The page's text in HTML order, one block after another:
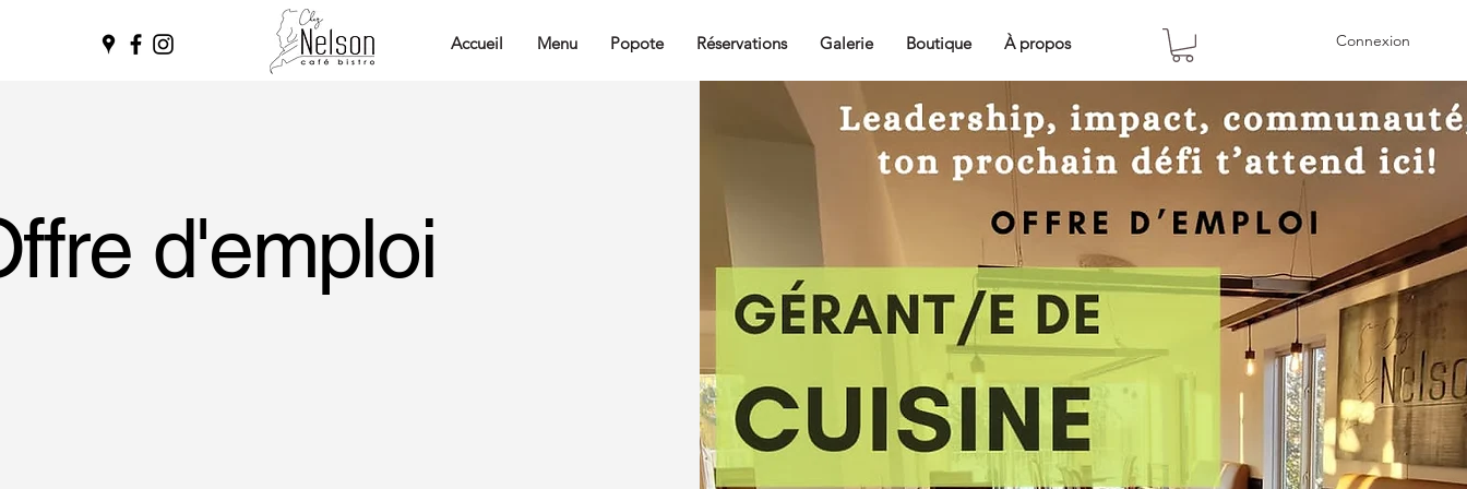
Accueil Menu Popote Réservations Galerie Boutique À propos Connexion
d'emploi